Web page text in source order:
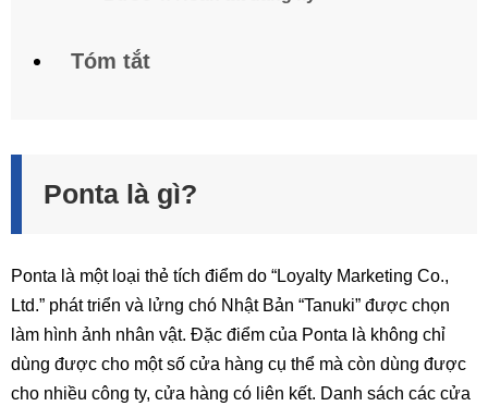
Tóm tắt
Ponta là gì?
Ponta là một loại thẻ tích điểm do “Loyalty Marketing Co.,
Ltd.” phát triển và lửng chó Nhật Bản “Tanuki” được chọn
làm hình ảnh nhân vật. Đặc điểm của Ponta là không chỉ
dùng được cho một số cửa hàng cụ thể mà còn dùng được
cho nhiều công ty, cửa hàng có liên kết. Danh sách các cửa